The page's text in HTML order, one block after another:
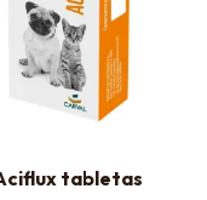
tabletas